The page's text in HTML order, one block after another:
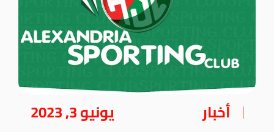
أخبار يونيو 3, 2023